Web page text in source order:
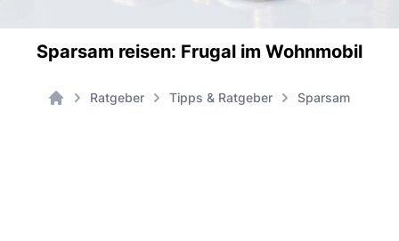
Sparsam reisen: Frugal im Wohnmobil
Ratgeber Tipps & Ratgeber Sparsam reisen: